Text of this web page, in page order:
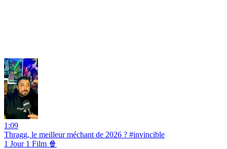
1:09
Thragg, le meilleur méchant de 2026 ? #invincible
1 Jour 1 Film 🍿